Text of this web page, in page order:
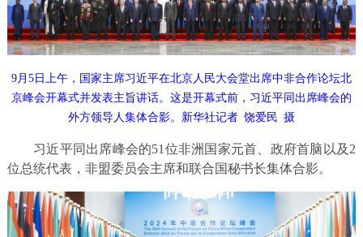
9月5日上午，国家主席习近平在北京人民大会堂出席中非合作论坛北
京峰会开幕式并发表主旨讲话。这是开幕式前，习近平同出席峰会的
外方领导人集体合影。新华社记者 饶爱民 摄
习近平同出席峰会的51位非洲国家元首、政府首脑以及2
位总统代表，非盟委员会主席和联合国秘书长集体合影。